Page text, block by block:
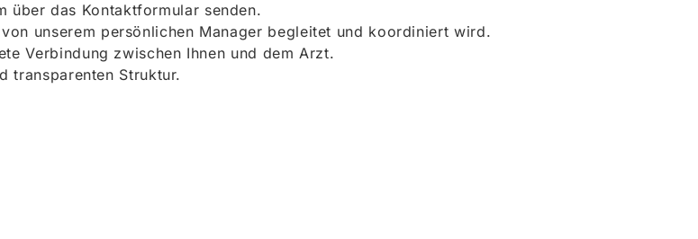
über das Kontaktformular senden.
unserem persönlichen Manager begleitet und koordiniert wird.
Verbindung zwischen Ihnen und dem Arzt.
transparenten Struktur.